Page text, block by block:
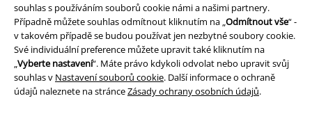
souhlas s používáním souborů cookie námi a našimi partnery.
Případně můžete souhlas odmítnout kliknutím na „Odmítnout vše“ -
v takovém případě se budou používat jen nezbytné soubory cookie.
Své individuální preference můžete upravit také kliknutím na
„Vyberte nastavení“. Máte právo kdykoli odvolat nebo upravit svůj
souhlas v Nastavení souborů cookie. Další informace o ochraně
údajů naleznete na stránceZásady ochrany osobních údajů.
Podmínky
Prohlášení
Ochrana osobních údajů